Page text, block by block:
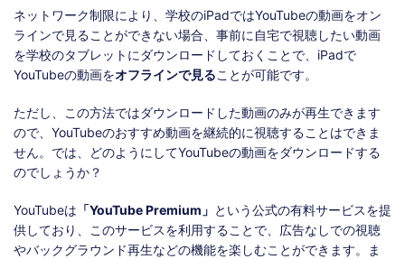
ネットワーク制限により、学校のiPadではYouTubeの動画をオン
ラインで見ることができない場合、事前に自宅で視聴したい動画
を学校のタブレットにダウンロードしておくことで、iPadで
YouTubeの動画をオフラインで見ることが可能です。
ただし、この方法ではダウンロードした動画のみが再生できます
ので、YouTubeのおすすめ動画を継続的に視聴することはできま
せん。では、どのようにしてYouTubeの動画をダウンロードする
のでしょうか？
YouTubeは 「YouTube Premium」 という公式の有料サービスを提
供しており、このサービスを利用することで、広告なしでの視聴
やバックグラウンド再生などの機能を楽しむことができます。ま